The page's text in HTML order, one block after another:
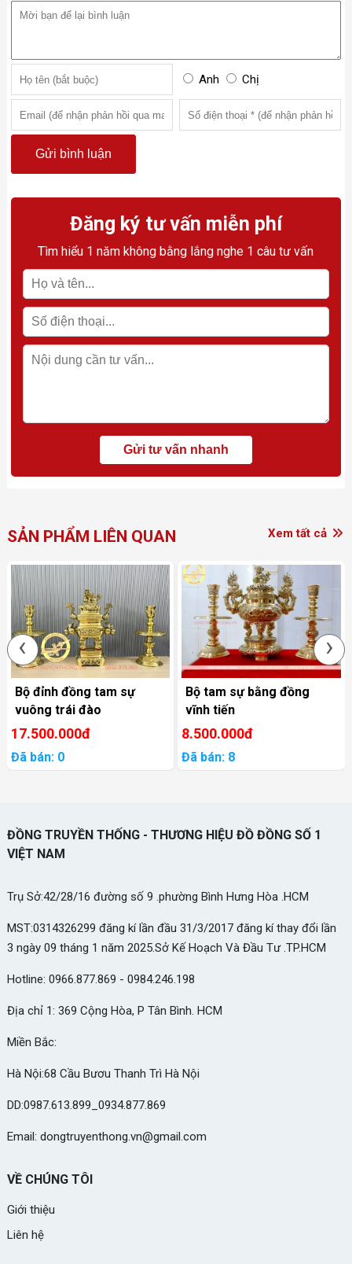
Anh Chị
Đăng ký tư vấn miễn phí
Tìm hiểu 1 năm không bằng lắng nghe 1 câu tư vấn
SẢN PHẨM LIÊN QUAN Xem tất cả
Bộ đỉnh đồng tam sự
vuông trái đào
17.500.000đ
Đã bán: 0
Bộ tam sự bằng đồng
vĩnh tiến
8.500.000đ
Đã bán: 8
‹ ›
ĐỒNG TRUYỀN THỐNG - THƯƠNG HIỆU ĐỒ ĐỒNG SỐ 1
VIỆT NAM
Trụ Sở:42/28/16 đường số 9 .phường Bình Hưng Hòa .HCM
MST:0314326299 đăng kí lần đầu 31/3/2017 đăng kí thay đổi lần
3 ngày 09 tháng 1 năm 2025.Sở Kế Hoạch Và Đầu Tư .TP.HCM
Hotline: 0966.877.869 - 0984.246.198
Địa chỉ 1: 369 Cộng Hòa, P Tân Bình. HCM
Miền Bắc:
Hà Nội:68 Cầu Bươu Thanh Trì Hà Nội
DD:0987.613.899_0934.877.869
Email: dongtruyenthong.vn@gmail.com
VỀ CHÚNG TÔI
Giới thiệu
Liên hệ